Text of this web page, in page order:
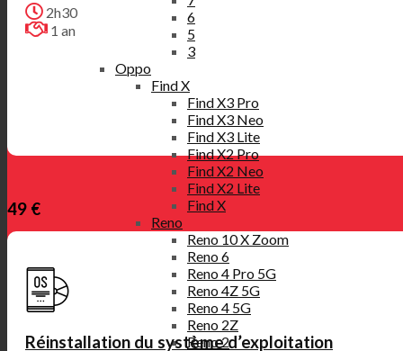
6
5
3
Oppo
Find X
Find X3 Pro
Find X3 Neo
Find X3 Lite
Find X2 Pro
Find X2 Neo
Find X2 Lite
Find X
Reno
Reno 10 X Zoom
Reno 6
Reno 4 Pro 5G
Reno 4Z 5G
Reno 4 5G
Reno 2Z
Reno 2
2h30
1 an
49 €
Réinstallation du système d’exploitation